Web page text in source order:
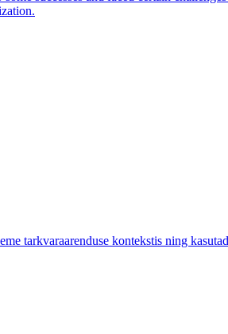
tarkvaraarenduse kontekstis ning